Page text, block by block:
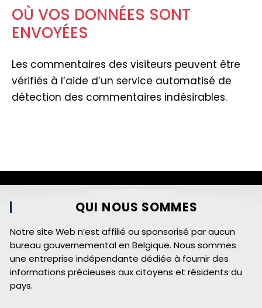
OÙ VOS DONNÉES SONT
ENVOYÉES
Les commentaires des visiteurs peuvent être
vérifiés à l’aide d’un service automatisé de
détection des commentaires indésirables.
QUI NOUS SOMMES
Notre site Web n’est affilié ou sponsorisé par aucun
bureau gouvernemental en Belgique. Nous sommes
une entreprise indépendante dédiée à fournir des
informations précieuses aux citoyens et résidents du
pays.